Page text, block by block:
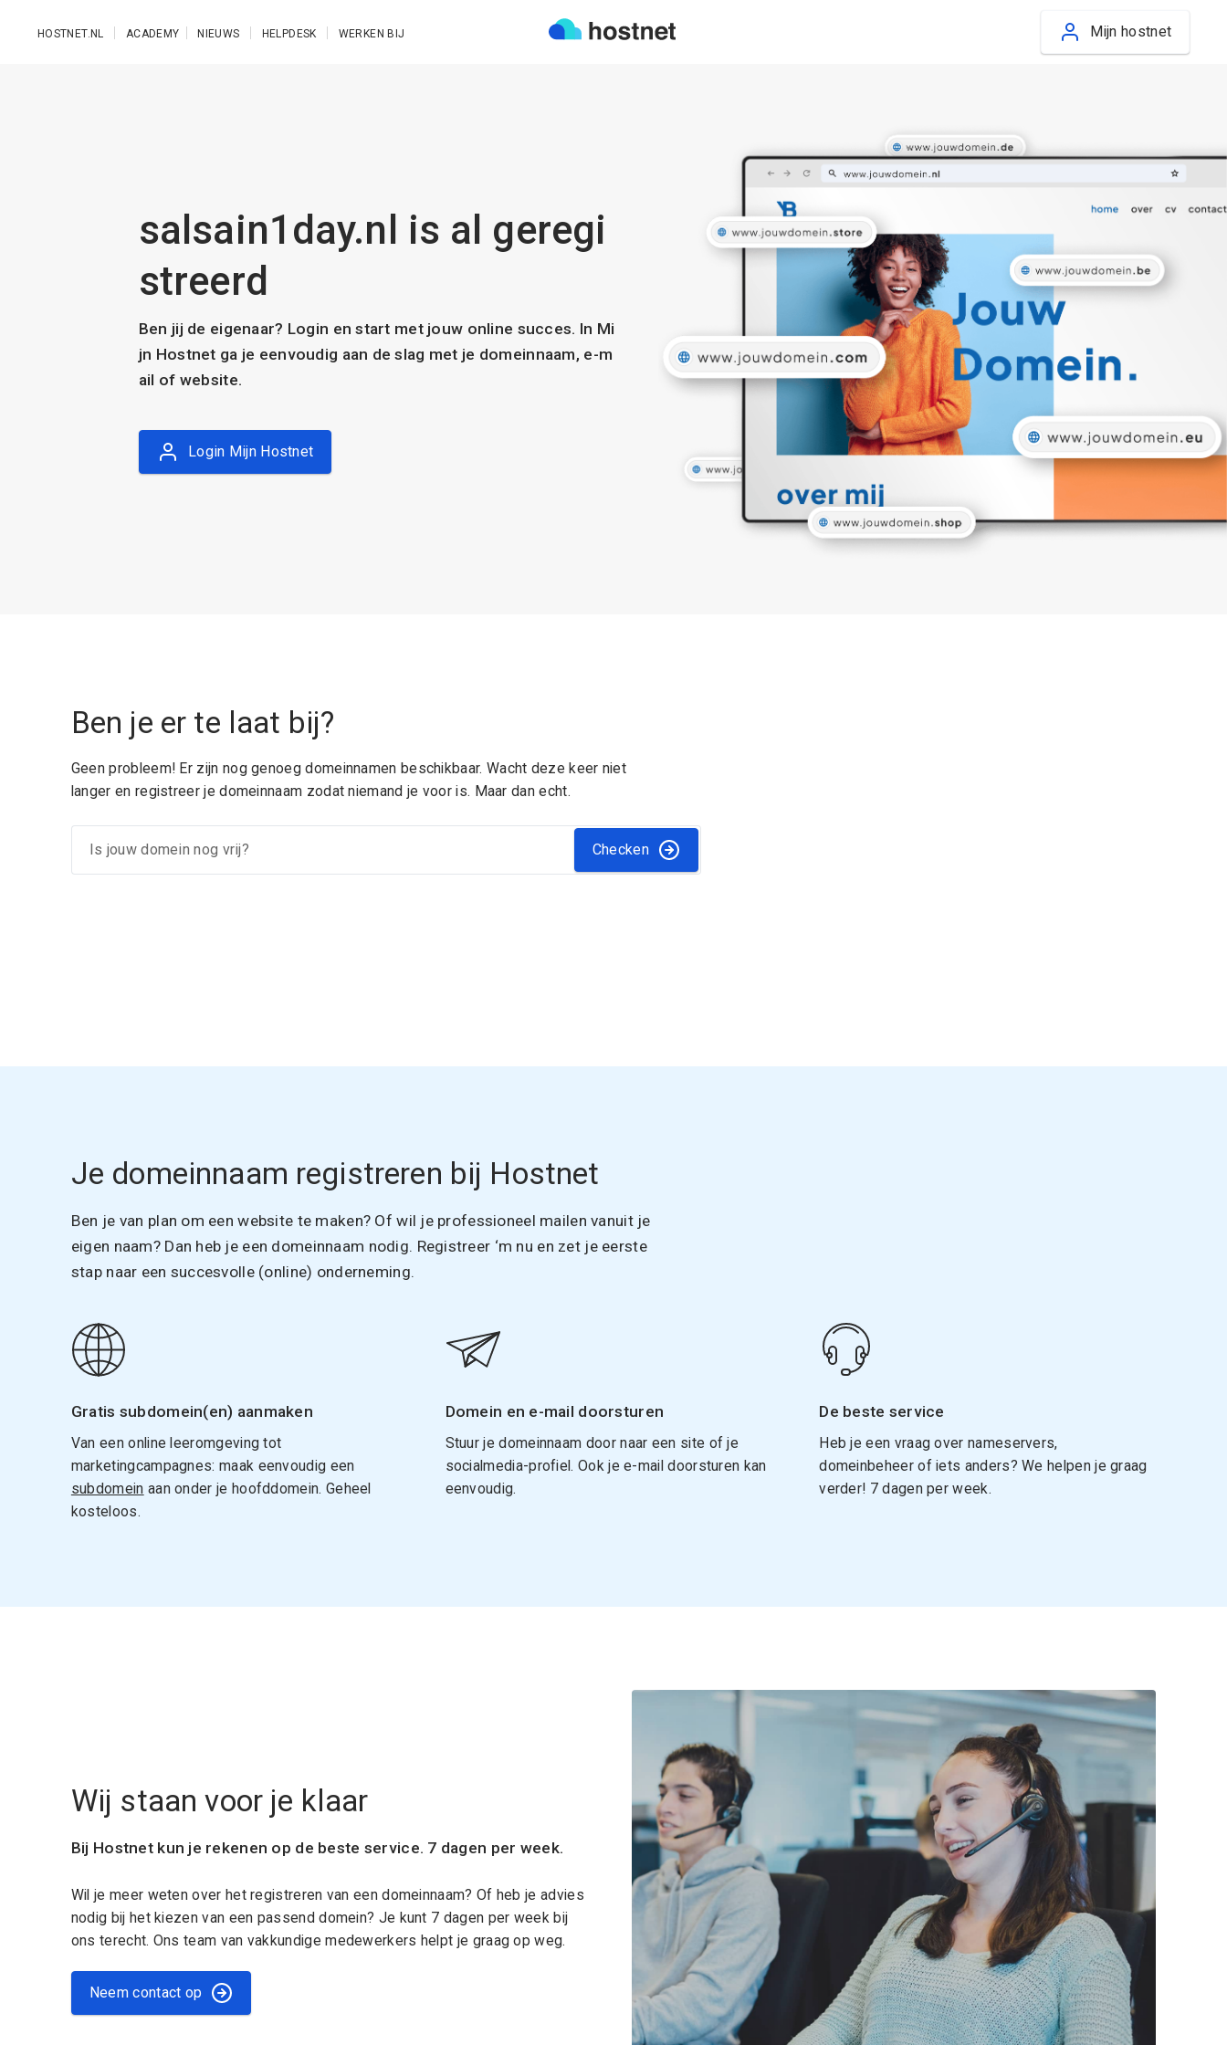
HOSTNET.NL ACADEMY NIEUWS HELPDESK WERKEN BIJ Mijn hostnet
salsain1day.nl is al geregi
streerd
Ben jij de eigenaar? Login en start met jouw online succes. In Mi
jn Hostnet ga je eenvoudig aan de slag met je domeinnaam, e-m
ail of website.
Login Mijn Hostnet
Ben je er te laat bij?
Geen probleem! Er zijn nog genoeg domeinnamen beschikbaar. Wacht deze keer niet
langer en registreer je domeinnaam zodat niemand je voor is. Maar dan echt.
Checken
Je domeinnaam registreren bij Hostnet
Ben je van plan om een website te maken? Of wil je professioneel mailen vanuit je
eigen naam? Dan heb je een domeinnaam nodig. Registreer ‘m nu en zet je eerste
stap naar een succesvolle (online) onderneming.
Gratis subdomein(en) aanmaken
Van een online leeromgeving tot
marketingcampagnes: maak eenvoudig een
subdomein aan onder je hoofddomein. Geheel
kosteloos.
Domein en e-mail doorsturen
Stuur je domeinnaam door naar een site of je
socialmedia-profiel. Ook je e-mail doorsturen kan
eenvoudig.
De beste service
Heb je een vraag over nameservers,
domeinbeheer of iets anders? We helpen je graag
verder! 7 dagen per week.
Wij staan voor je klaar
Bij Hostnet kun je rekenen op de beste service. 7 dagen per week.
Wil je meer weten over het registreren van een domeinnaam? Of heb je advies
nodig bij het kiezen van een passend domein? Je kunt 7 dagen per week bij
ons terecht. Ons team van vakkundige medewerkers helpt je graag op weg.
Neem contact op